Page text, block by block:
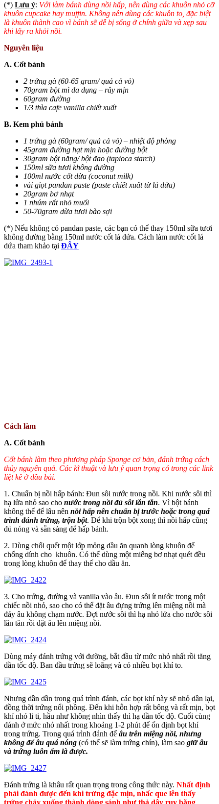
(*) Lưu ý: Với làm bánh dùng nồi hấp, nên dùng các khuôn nhỏ cỡ
khuôn cupcake hay muffin. Không nên dùng các khuôn to, đặc biệt
là khuôn thành cao vì bánh sẽ dễ bị sống ở chính giữa và xẹp sau
khi lấy ra khỏi nồi.
Nguyên liệu
A. Cốt bánh
2 trứng gà (60-65 gram/ quả cả vỏ)
70gram bột mì đa dụng – rây mịn
60gram đường
1/3 thìa cafe vanilla chiết xuất
B. Kem phủ bánh
1 trứng gà (60gram/ quả cả vỏ) – nhiệt độ phòng
45gram đường hạt mịn hoặc đường bột
30gram bột năng/ bột đao (tapioca starch)
150ml sữa tươi không đường
100ml nước cốt dừa (coconut milk)
vài giọt pandan paste (paste chiết xuất từ lá dứa)
20gram bơ nhạt
1 nhúm rất nhỏ muối
50-70gram dừa tươi bào sợi
(*) Nếu không có pandan paste, các bạn có thể thay 150ml sữa tươi
không đường bằng 150ml nước cốt lá dứa. Cách làm nước cốt lá
dứa tham khảo tại ĐÂY
Cách làm
A. Cốt bánh
Cốt bánh làm theo phương pháp Sponge cơ bản, đánh trứng cách
thủy nguyên quả. Các kĩ thuật và lưu ý quan trọng có trong các link
liệt kê ở đầu bài.
1. Chuẩn bị nồi hấp bánh: Đun sôi nước trong nồi. Khi nước sôi thì
hạ lửa nhỏ sao cho nước trong nồi đủ sôi lăn tăn. Vì bột bánh
không thể để lâu nên nồi hấp nên chuẩn bị trước hoặc trong quá
trình đánh trứng, trộn bột. Để khi trộn bột xong thì nồi hấp cũng
đủ nóng và sẵn sàng để hấp bánh.
2. Dùng chổi quết một lớp mỏng dầu ăn quanh lòng khuôn để
chống dính cho khuôn. Có thể dùng một miếng bơ nhạt quét đều
trong lòng khuôn để thay thế cho dầu ăn.
3. Cho trứng, đường và vanilla vào âu. Đun sôi ít nước trong một
chiếc nồi nhỏ, sao cho có thể đặt âu đựng trứng lên miệng nồi mà
đáy âu không chạm nước. Đợi nước sôi thì hạ nhỏ lửa cho nước sôi
lăn tăn rồi đặt âu lên miệng nồi.
Dùng máy đánh trứng với đường, bắt đầu từ mức nhỏ nhất rồi tăng
dần tốc độ. Ban đầu trứng sẽ loãng và có nhiều bọt khí to.
Nhưng dần dần trong quá trình đánh, các bọt khí này sẽ nhỏ dần lại,
đồng thời trứng nổi phồng. Đến khi hỗn hợp rất bông và rất mịn, bọt
khí nhỏ li ti, hầu như không nhìn thấy thì hạ dần tốc độ. Cuối cùng
đánh ở mức nhỏ nhất trong khoảng 1-2 phút để ổn định bọt khí
trong trứng. Trong quá trình đánh để âu trên miệng nồi, nhưng
không để âu quá nóng (có thể sẽ làm trứng chín), làm sao giữ âu
và trứng luôn ấm là được.
Đánh trứng là khâu rất quan trọng trong công thức này. Nhất định
phải đánh được đến khi trứng đặc mịn, nhấc que lên thấy
trứng chảy xuống thành dòng sánh như thả dây ruy băng